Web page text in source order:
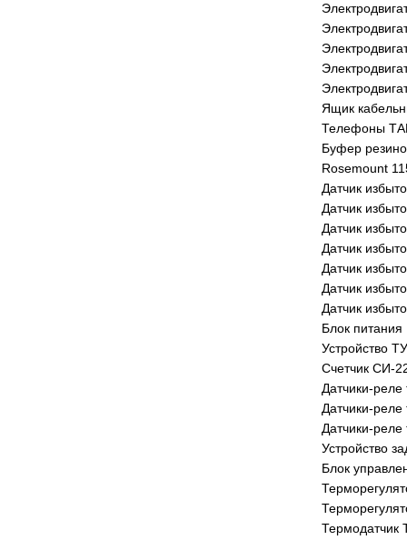
Ящик
Телефоны
Буфер
Rosemount
Датчик
Датчик
Датчик
Датчик
Датчик
Датчик
Датчик
Блок
Устройство
Счетчик СИ-
Датчики-
Датчики-
Датчики-
Устройство
Блок
Термодатчик